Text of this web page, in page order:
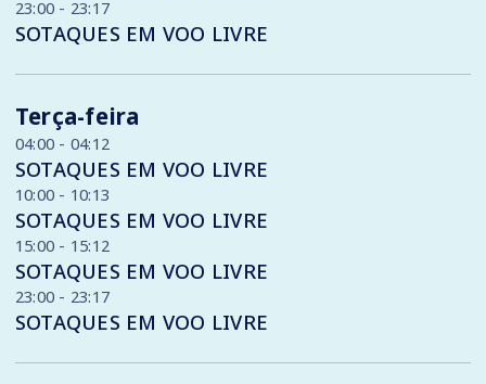
23:00 - 23:17
SOTAQUES EM VOO LIVRE
Terça-feira
04:00 - 04:12
SOTAQUES EM VOO LIVRE
10:00 - 10:13
SOTAQUES EM VOO LIVRE
15:00 - 15:12
SOTAQUES EM VOO LIVRE
23:00 - 23:17
SOTAQUES EM VOO LIVRE